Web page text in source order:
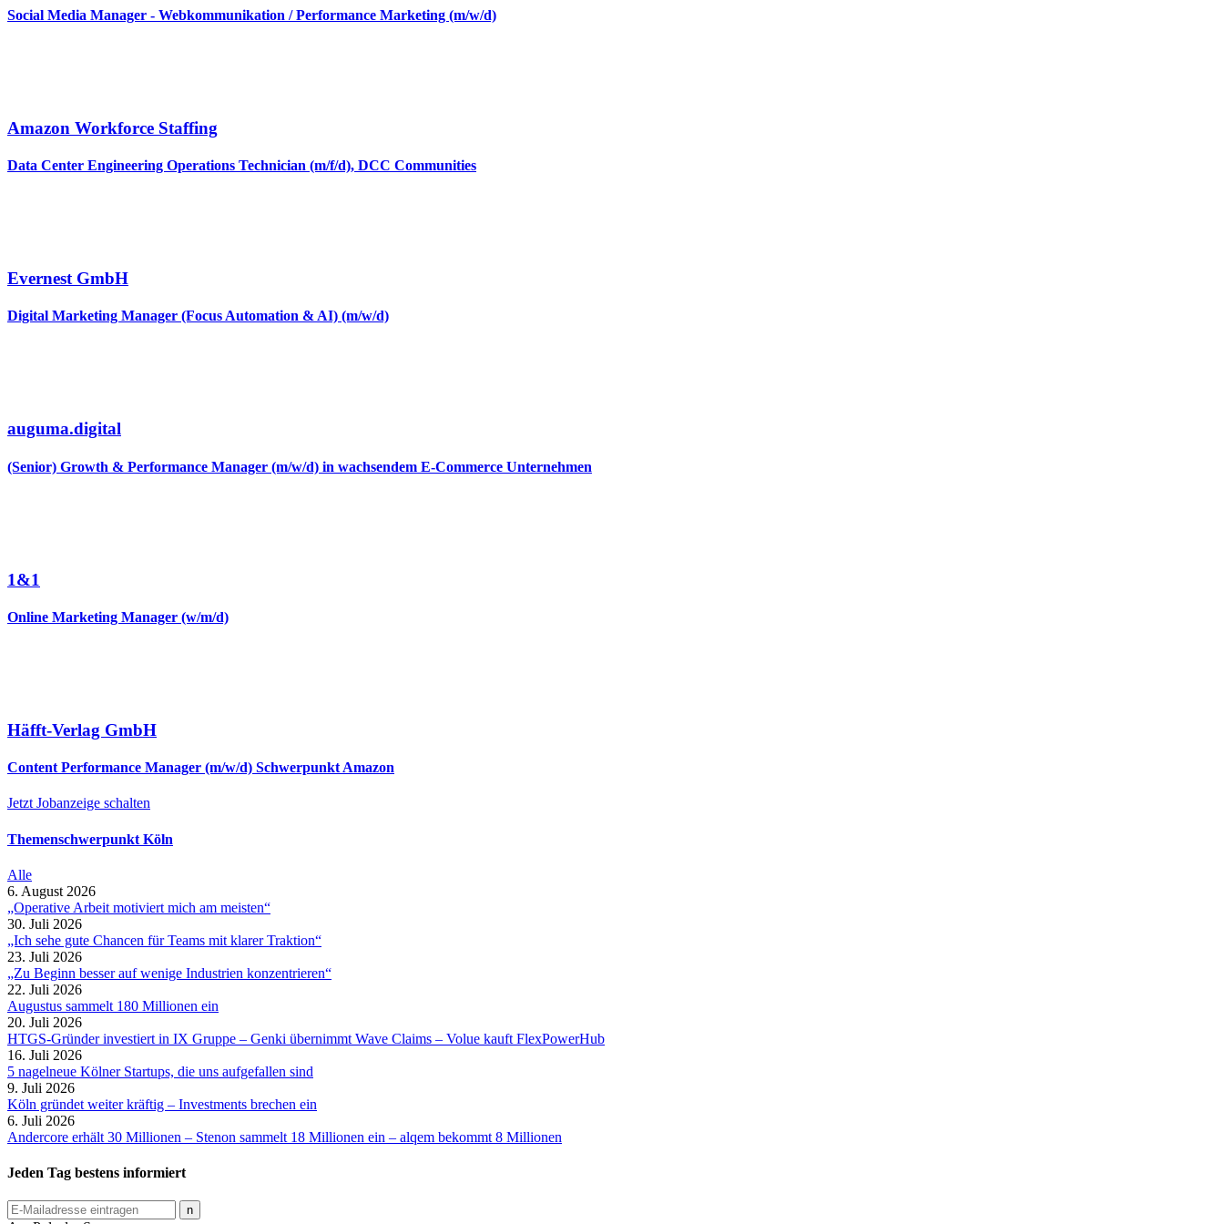
Social Media Manager - Webkommunikation / Performance Marketing (m/w/d)
Amazon Workforce Staffing
Data Center Engineering Operations Technician (m/f/d), DCC Communities
Evernest GmbH
Digital Marketing Manager (Focus Automation & AI) (m/w/d)
auguma.digital
(Senior) Growth & Performance Manager (m/w/d) in wachsendem E-Commerce Unternehmen
1&1
Online Marketing Manager (w/m/d)
Häfft-Verlag GmbH
Content Performance Manager (m/w/d) Schwerpunkt Amazon
Jetzt Jobanzeige schalten
Themenschwerpunkt Köln
Alle
6. August 2026
„Operative Arbeit motiviert mich am meisten“
30. Juli 2026
„Ich sehe gute Chancen für Teams mit klarer Traktion“
23. Juli 2026
„Zu Beginn besser auf wenige Industrien konzentrieren“
22. Juli 2026
Augustus sammelt 180 Millionen ein
20. Juli 2026
HTGS-Gründer investiert in IX Gruppe – Genki übernimmt Wave Claims – Volue kauft FlexPowerHub
16. Juli 2026
5 nagelneue Kölner Startups, die uns aufgefallen sind
9. Juli 2026
Köln gründet weiter kräftig – Investments brechen ein
6. Juli 2026
Andercore erhält 30 Millionen – Stenon sammelt 18 Millionen ein – alqem bekommt 8 Millionen
Jeden Tag bestens informiert